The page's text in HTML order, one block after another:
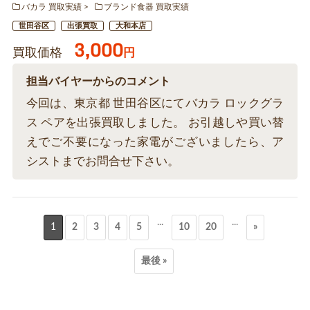
バカラ 買取実績
ブランド食器 買取実績
世田谷区 出張買取 大和本店
買取価格 3,000円
担当バイヤーからのコメント
今回は、東京都 世田谷区にてバカラ ロックグラ
ス ペアを出張買取しました。 お引越しや買い替
えでご不要になった家電がございましたら、ア
シストまでお問合せ下さい。
1 2 3 4 5 ... 10 20 ... »
最後 »